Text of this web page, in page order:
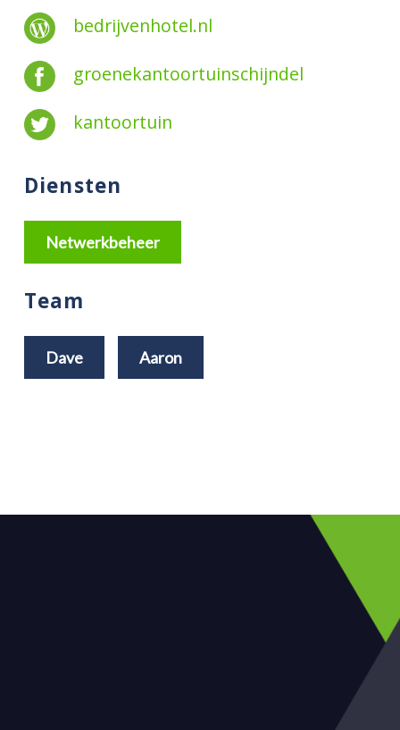
bedrijvenhotel.nl
groenekantoortuinschijndel
kantoortuin
Diensten
Netwerkbeheer
Team
Dave Aaron